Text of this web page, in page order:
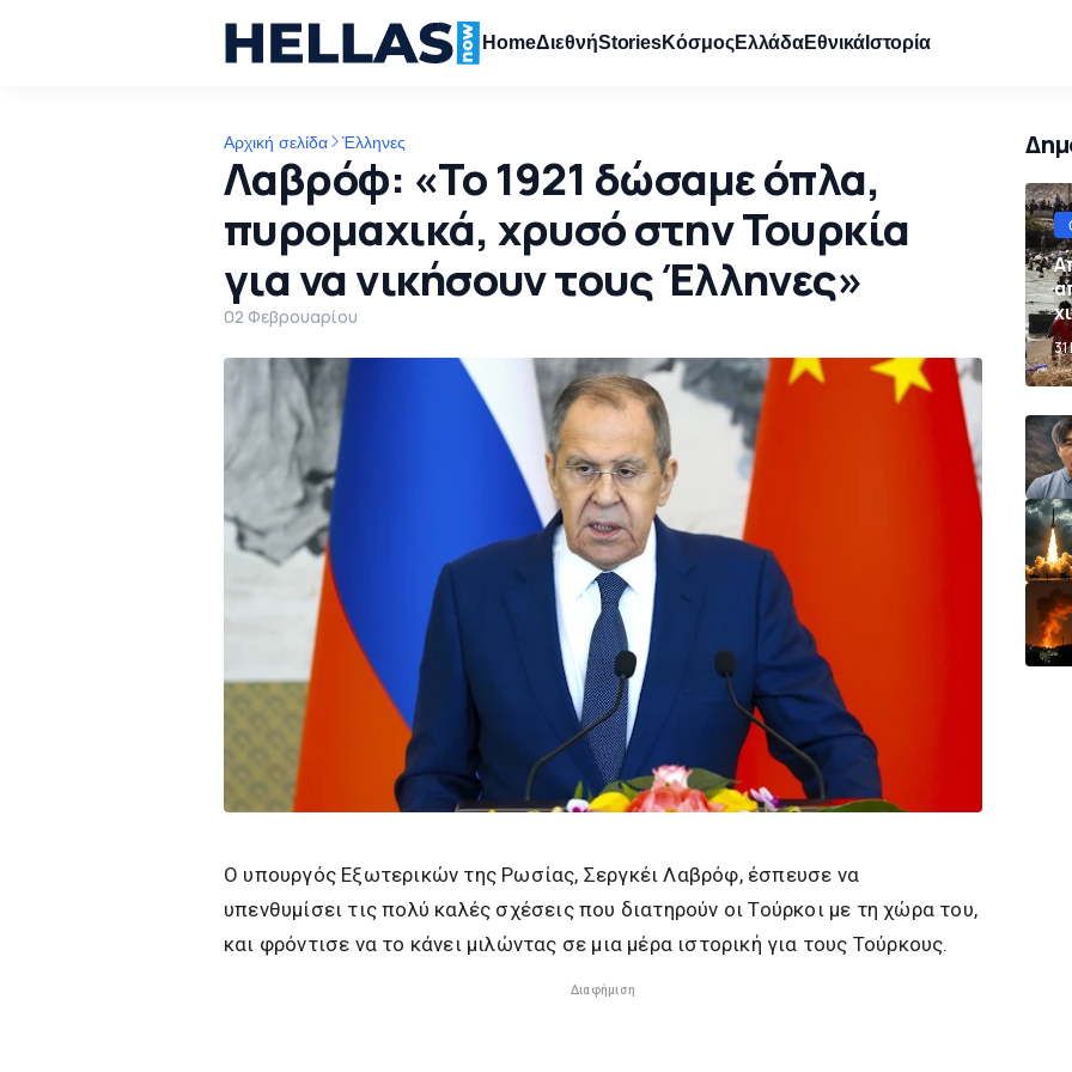
HomeΔιεθνήStoriesΚόσμοςΕλλάδαΕθνικάΙστορία
Αρχική σελίδα Έλληνες
Λαβρόφ: «Το 1921 δώσαμε όπλα,
πυρομαχικά, χρυσό στην Τουρκία
για να νικήσουν τους Έλληνες»
02 Φεβρουαρίου
Ο υπουργός Εξωτερικών της Ρωσίας, Σεργκέι Λαβρόφ, έσπευσε να
υπενθυμίσει τις πολύ καλές σχέσεις που διατηρούν οι Τούρκοι με τη χώρα του,
και φρόντισε να το κάνει μιλώντας σε μια μέρα ιστορική για τους Τούρκους.
Διαφήμιση
31